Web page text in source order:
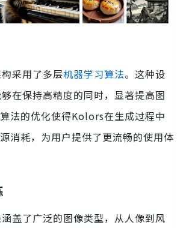
采用了多层机器学习算法。这种设
在保持高精度的同时，显著提高图
法的优化使得Kolors在生成过程中
消耗，为用户提供了更流畅的使用体
盖了广泛的图像类型，从人像到风